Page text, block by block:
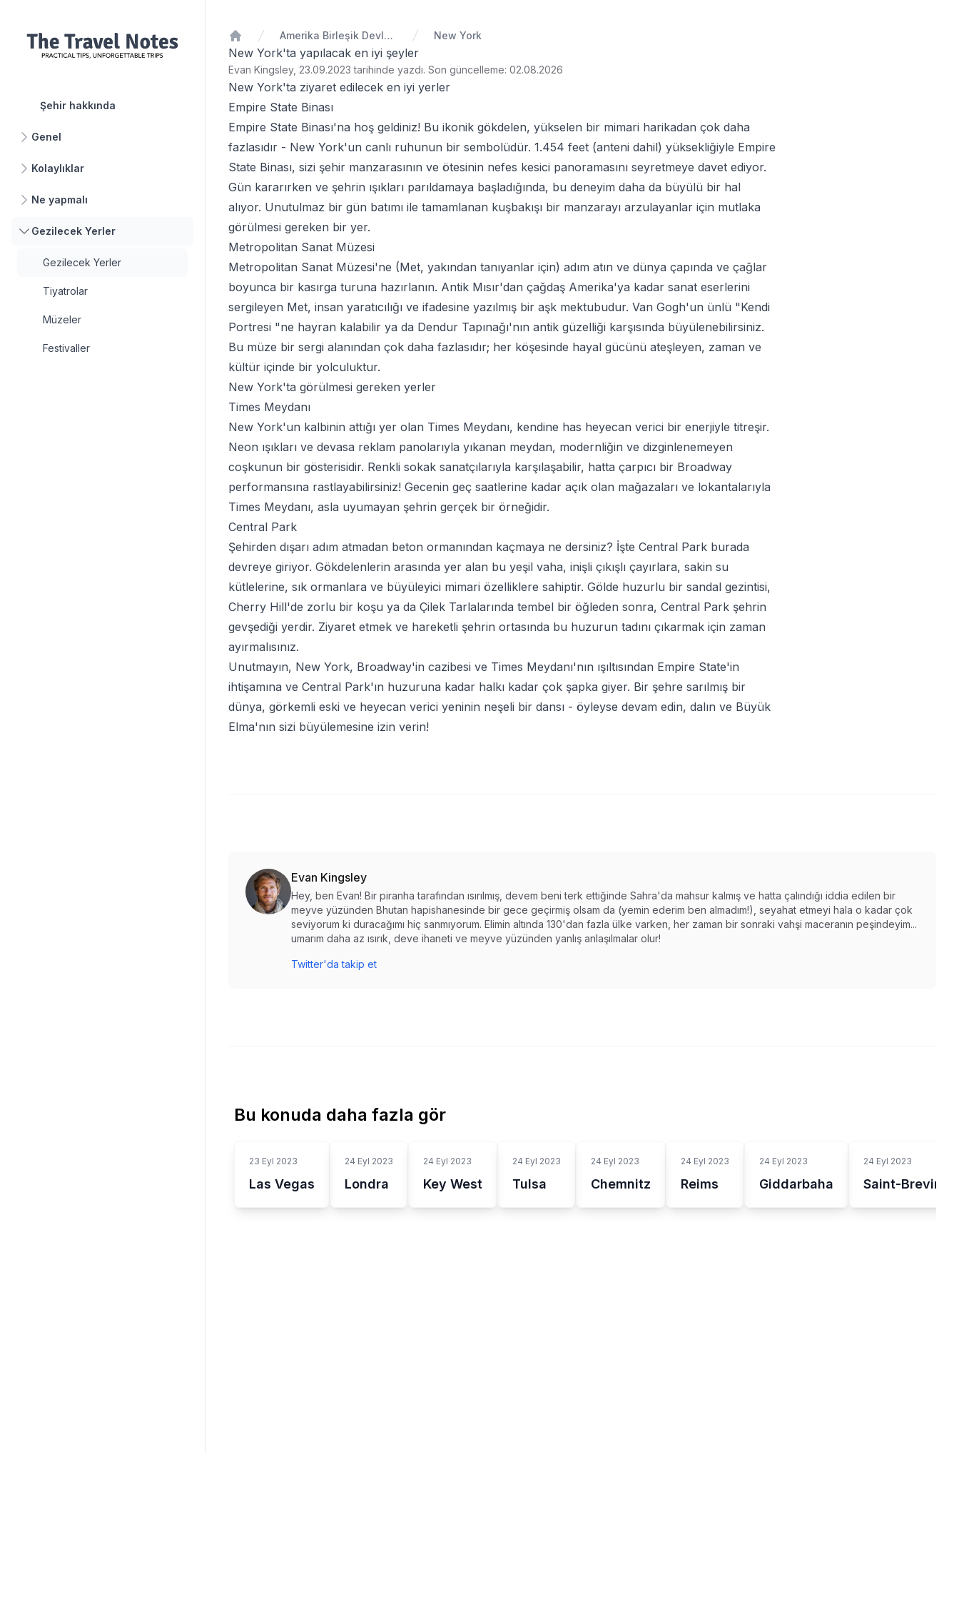
Şehir hakkında
Genel
Kolaylıklar
Ne yapmalı
Gezilecek Yerler
Gezilecek Yerler
Tiyatrolar
Müzeler
Festivaller
Ana Sayfa
Amerika Birleşik Devletleri New York
New York'ta yapılacak en iyi şeyler
Evan Kingsley, 23.09.2023 tarihinde yazdı. Son güncelleme: 02.08.2026
New York'ta ziyaret edilecek en iyi yerler
Empire State Binası
Empire State Binası'na hoş geldiniz! Bu ikonik gökdelen, yükselen bir mimari harikadan çok daha
fazlasıdır - New York'un canlı ruhunun bir sembolüdür. 1.454 feet (anteni dahil) yüksekliğiyle Empire
State Binası, sizi şehir manzarasının ve ötesinin nefes kesici panoramasını seyretmeye davet ediyor.
Gün kararırken ve şehrin ışıkları parıldamaya başladığında, bu deneyim daha da büyülü bir hal
alıyor. Unutulmaz bir gün batımı ile tamamlanan kuşbakışı bir manzarayı arzulayanlar için mutlaka
görülmesi gereken bir yer.
Metropolitan Sanat Müzesi
Metropolitan Sanat Müzesi'ne (Met, yakından tanıyanlar için) adım atın ve dünya çapında ve çağlar
boyunca bir kasırga turuna hazırlanın. Antik Mısır'dan çağdaş Amerika'ya kadar sanat eserlerini
sergileyen Met, insan yaratıcılığı ve ifadesine yazılmış bir aşk mektubudur. Van Gogh'un ünlü "Kendi
Portresi "ne hayran kalabilir ya da Dendur Tapınağı'nın antik güzelliği karşısında büyülenebilirsiniz.
Bu müze bir sergi alanından çok daha fazlasıdır; her köşesinde hayal gücünü ateşleyen, zaman ve
kültür içinde bir yolculuktur.
New York'ta görülmesi gereken yerler
Times Meydanı
New York'un kalbinin attığı yer olan Times Meydanı, kendine has heyecan verici bir enerjiyle titreşir.
Neon ışıkları ve devasa reklam panolarıyla yıkanan meydan, modernliğin ve dizginlenemeyen
coşkunun bir gösterisidir. Renkli sokak sanatçılarıyla karşılaşabilir, hatta çarpıcı bir Broadway
performansına rastlayabilirsiniz! Gecenin geç saatlerine kadar açık olan mağazaları ve lokantalarıyla
Times Meydanı, asla uyumayan şehrin gerçek bir örneğidir.
Central Park
Şehirden dışarı adım atmadan beton ormanından kaçmaya ne dersiniz? İşte Central Park burada
devreye giriyor. Gökdelenlerin arasında yer alan bu yeşil vaha, inişli çıkışlı çayırlara, sakin su
kütlelerine, sık ormanlara ve büyüleyici mimari özelliklere sahiptir. Gölde huzurlu bir sandal gezintisi,
Cherry Hill'de zorlu bir koşu ya da Çilek Tarlalarında tembel bir öğleden sonra, Central Park şehrin
gevşediği yerdir. Ziyaret etmek ve hareketli şehrin ortasında bu huzurun tadını çıkarmak için zaman
ayırmalısınız.
Unutmayın, New York, Broadway'in cazibesi ve Times Meydanı'nın ışıltısından Empire State'in
ihtişamına ve Central Park'ın huzuruna kadar halkı kadar çok şapka giyer. Bir şehre sarılmış bir
dünya, görkemli eski ve heyecan verici yeninin neşeli bir dansı - öyleyse devam edin, dalın ve Büyük
Elma'nın sizi büyülemesine izin verin!
Evan Kingsley
Hey, ben Evan! Bir piranha tarafından ısırılmış, devem beni terk ettiğinde Sahra'da mahsur kalmış ve hatta çalındığı iddia edilen bir
meyve yüzünden Bhutan hapishanesinde bir gece geçirmiş olsam da (yemin ederim ben almadım!), seyahat etmeyi hala o kadar çok
seviyorum ki duracağımı hiç sanmıyorum. Elimin altında 130'dan fazla ülke varken, her zaman bir sonraki vahşi maceranın peşindeyim...
umarım daha az ısırık, deve ihaneti ve meyve yüzünden yanlış anlaşılmalar olur!
Twitter'da takip et
Bu konuda daha fazla gör
23 Eyl 2023
Las Vegas
24 Eyl 2023
Londra
24 Eyl 2023
Key West
24 Eyl 2023
Tulsa
24 Eyl 2023
Chemnitz
24 Eyl 2023
Reims
24 Eyl 2023
Giddarbaha
24 Eyl 2023
Saint-Brevin-